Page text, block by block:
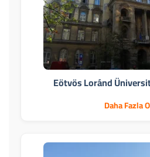
Eötvös Loránd
Daha Fazla